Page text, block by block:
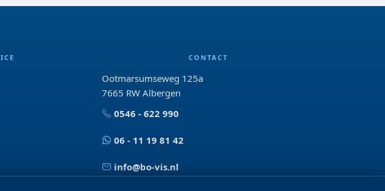
CONTACT
Ootmarsumseweg 125a
7665 RW Albergen
0546 - 622 990
06 - 11 19 81 42
info@bo-vis.nl